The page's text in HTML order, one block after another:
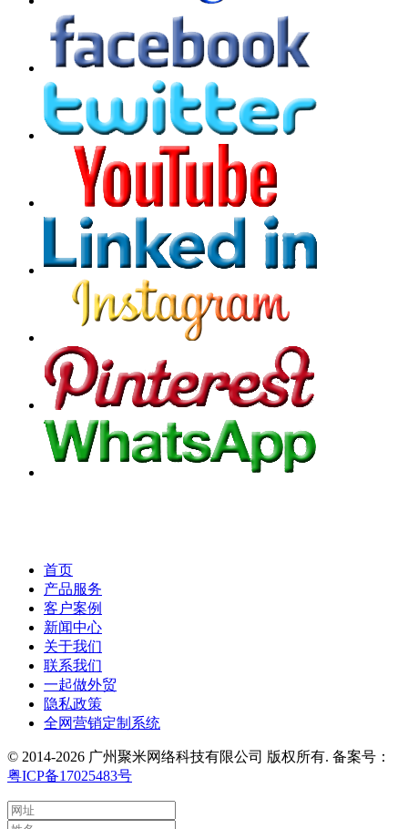
首页
产品服务
客户案例
新闻中心
关于我们
联系我们
一起做外贸
隐私政策
全网营销定制系统
© 2014-2026 广州聚米网络科技有限公司 版权所有. 备案号：
粤ICP备17025483号